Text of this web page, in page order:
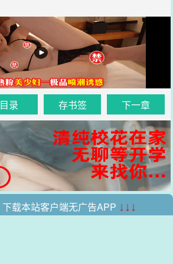
目录 存书签 下一章
载本站客户端无广告APP ↓↓↓